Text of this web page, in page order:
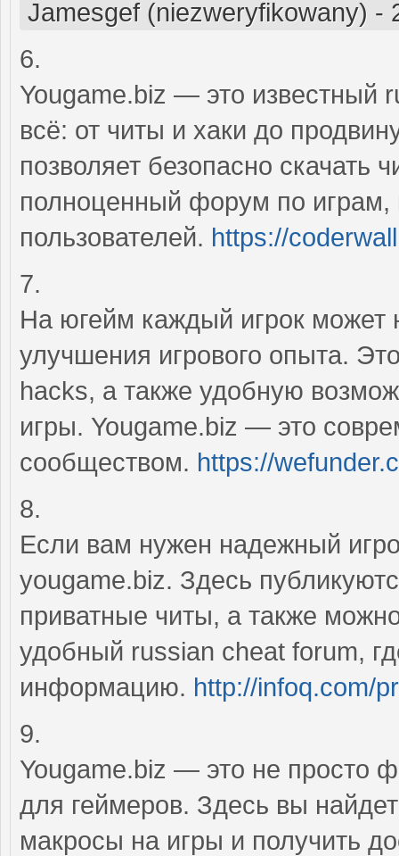
Jamesgef (niezweryfikowany) -
6.
Yougame.biz — это известный
всё: от читы и хаки до
позволяет безопасно скачать
полноценный форум по играм,
пользователей. https://
7.
На югейм каждый игрок может
улучшения игрового опыта.
hacks, а также удобную
игры. Yougame.biz — это
сообществом. https://
8.
Если вам нужен надежный
yougame.biz. Здесь
приватные читы, а также
удобный russian cheat forum,
информацию. http://infoq.com/
9.
Yougame.biz — это не просто
для геймеров. Здесь вы
макросы на игры и получить